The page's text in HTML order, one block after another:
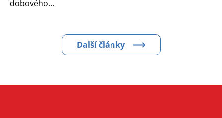
dobového...
Další články